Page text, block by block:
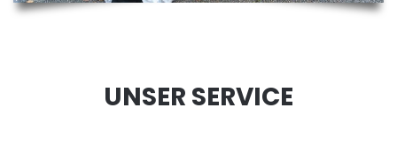
UNSER SERVICE